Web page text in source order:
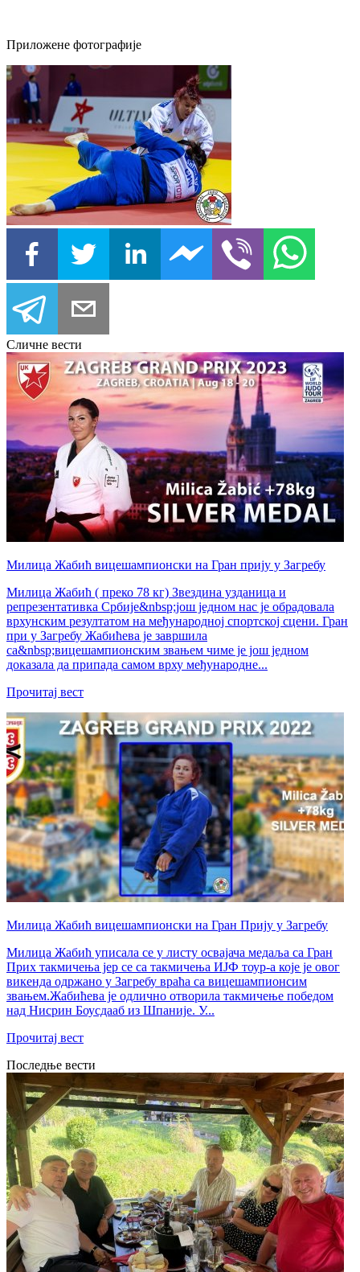
Приложене фотографије
Сличне вести
Mилица Жабић вицешампионски на Гран прију у Загребу
Милица Жабић ( преко 78 кг) Звездина узданица и
репрезентативка Србије&nbsp;још једном нас је обрадовала
врхунским резултатом на међународној спортској сцени. Гран
при у Загребу Жабићева је завршила
са&nbsp;вицешампионским звањем чиме је још једном
доказала да припада самом врху међународне...
Прочитај вест
Милица Жабић вицешампионски на Гран Прију у Загребу
Милица Жабић уписала се у листу освајача медаља са Гран
Приx такмичења јер се са такмичења ИЈФ тоур-а које је овог
викенда одржано у Загребу враћа са вицешампионсим
звањем.Жабићева је одлично отворила такмичење победом
над Нисрин Боусдааб из Шпаније. У...
Прочитај вест
Последње вести